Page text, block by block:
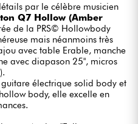
par le célèbre musicien
Q7 Hollow (Amber
de la PRS© Hollowbody
mais néanmoins très
avec table Erable, manche
avec diapason 25", micros
électrique solid body et
body, elle excelle en